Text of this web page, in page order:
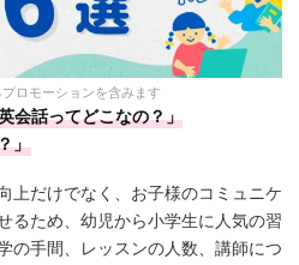
ロモーションを含みます
会話ってどこなの？」
」
上だけでなく、お子様のコミュニケ
るため、幼児から小学生に人気の習
の手間、レッスンの人数、講師につ